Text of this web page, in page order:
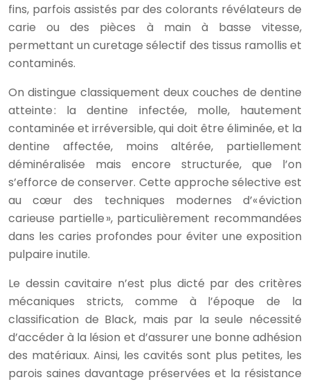
fins, parfois assistés par des colorants révélateurs de
carie ou des pièces à main à basse vitesse,
permettant un curetage sélectif des tissus ramollis et
contaminés.
On distingue classiquement deux couches de dentine
atteinte : la dentine infectée, molle, hautement
contaminée et irréversible, qui doit être éliminée, et la
dentine affectée, moins altérée, partiellement
déminéralisée mais encore structurée, que l’on
s’efforce de conserver. Cette approche sélective est
au cœur des techniques modernes d’« éviction
carieuse partielle », particulièrement recommandées
dans les caries profondes pour éviter une exposition
pulpaire inutile.
Le dessin cavitaire n’est plus dicté par des critères
mécaniques stricts, comme à l’époque de la
classification de Black, mais par la seule nécessité
d’accéder à la lésion et d’assurer une bonne adhésion
des matériaux. Ainsi, les cavités sont plus petites, les
parois saines davantage préservées et la résistance